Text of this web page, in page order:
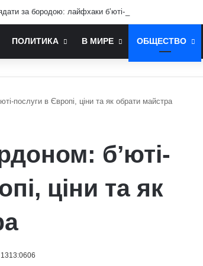
за бородою: лайфхаки б’юті-індустрії для чоловіків
ПОЛИТИКА В МИРЕ ОБЩЕСТВО
послуги в Європі, ціни та як обрати майстра
б’юті-
ціни та як